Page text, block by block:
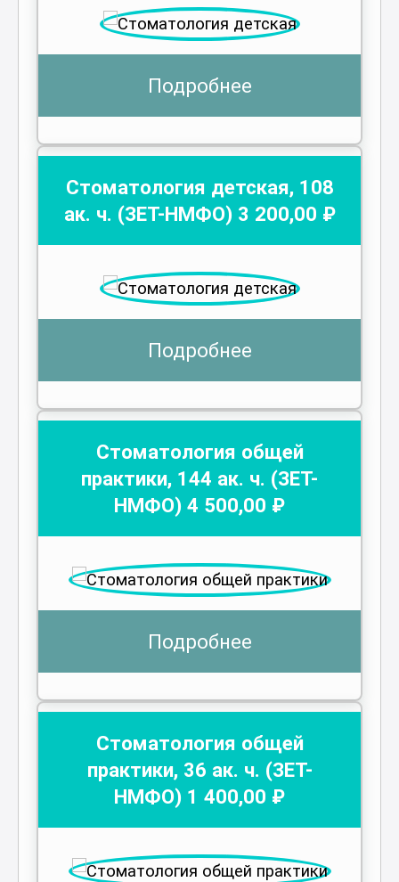
Подробнее
Стоматология детская, 108
ак. ч. (ЗЕТ-НМФО) 3 200,00 ₽
Подробнее
Стоматология общей
практики, 144 ак. ч. (ЗЕТ-
НМФО) 4 500,00 ₽
Подробнее
Стоматология общей
практики, 36 ак. ч. (ЗЕТ-
НМФО) 1 400,00 ₽